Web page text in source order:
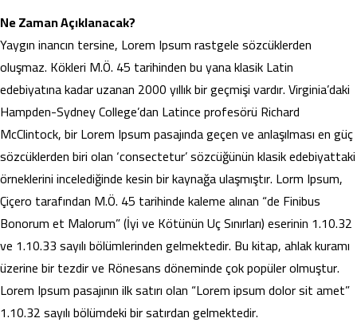
Ne Zaman Açıklanacak?
Yaygın inancın tersine, Lorem Ipsum rastgele sözcüklerden
oluşmaz. Kökleri M.Ö. 45 tarihinden bu yana klasik Latin
edebiyatına kadar uzanan 2000 yıllık bir geçmişi vardır. Virginia’daki
Hampden-Sydney College’dan Latince profesörü Richard
McClintock, bir Lorem Ipsum pasajında geçen ve anlaşılması en güç
sözcüklerden biri olan ‘consectetur’ sözcüğünün klasik edebiyattaki
örneklerini incelediğinde kesin bir kaynağa ulaşmıştır. Lorm Ipsum,
Çiçero tarafından M.Ö. 45 tarihinde kaleme alınan “de Finibus
Bonorum et Malorum” (İyi ve Kötünün Uç Sınırları) eserinin 1.10.32
ve 1.10.33 sayılı bölümlerinden gelmektedir. Bu kitap, ahlak kuramı
üzerine bir tezdir ve Rönesans döneminde çok popüler olmuştur.
Lorem Ipsum pasajının ilk satırı olan “Lorem ipsum dolor sit amet”
1.10.32 sayılı bölümdeki bir satırdan gelmektedir.